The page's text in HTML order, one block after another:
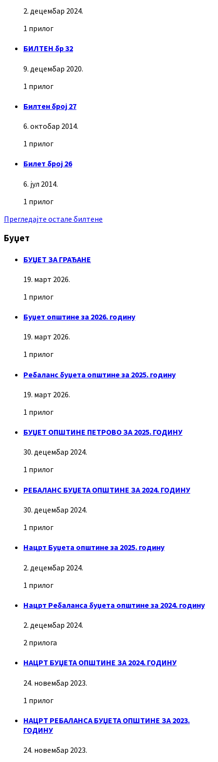
2. децембар 2024.
1 прилог
БИЛТЕН бр 32
9. децембар 2020.
1 прилог
Билтен број 27
6. октобар 2014.
1 прилог
Билет број 26
6. јул 2014.
1 прилог
Прегледајте остале билтене
Буџет
БУЏЕТ ЗА ГРАЂАНЕ
19. март 2026.
1 прилог
Буџет општине за 2026. годину
19. март 2026.
1 прилог
Ребаланс буџета општине за 2025. годину
19. март 2026.
1 прилог
БУЏЕТ ОПШТИНЕ ПЕТРОВО ЗА 2025. ГОДИНУ
30. децембар 2024.
1 прилог
РЕБАЛАНС БУЏЕТА ОПШТИНЕ ЗА 2024. ГОДИНУ
30. децембар 2024.
1 прилог
Нацрт Буџета општине за 2025. годину
2. децембар 2024.
1 прилог
Нацрт Ребаланса буџета општине за 2024. годину
2. децембар 2024.
2 прилога
НАЦРТ БУЏЕТА ОПШТИНЕ ЗА 2024. ГОДИНУ
24. новембар 2023.
1 прилог
НАЦРТ РЕБАЛАНСА БУЏЕТА ОПШТИНЕ ЗА 2023.
ГОДИНУ
24. новембар 2023.